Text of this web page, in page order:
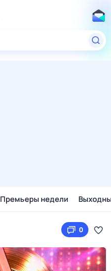
Премьеры недели
0